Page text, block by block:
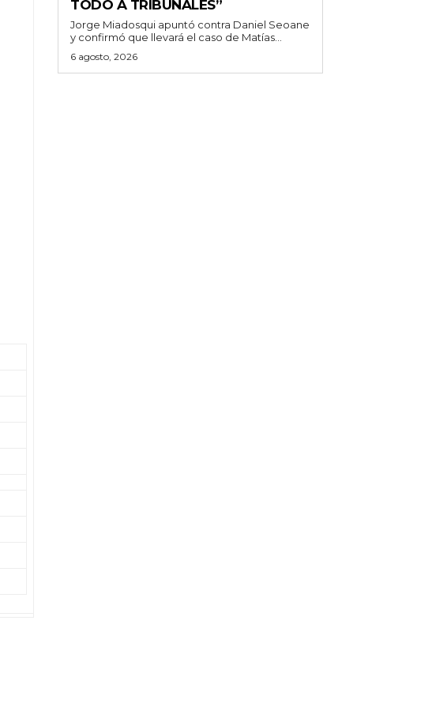
TODO A TRIBUNALES”
Jorge Miadosqui apuntó contra Daniel Seoane
y confirmó que llevará el caso de Matías...
6 agosto, 2026